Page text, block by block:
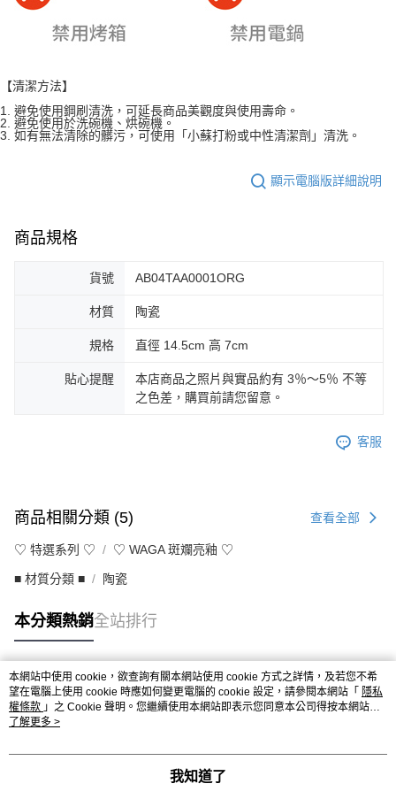
【清潔方法】
1. 避免使用鋼刷清洗，可延長商品美觀度與使用壽命。
2. 避免使用於洗碗機、烘碗機。
3. 如有無法清除的髒污，可使用「小蘇打粉或中性清潔劑」清洗。
顯示電腦版詳細說明
商品規格
貨號 AB04TAA0001ORG
材質 陶瓷
規格 直徑 14.5cm 高 7cm
貼心提醒
本店商品之照片與實品約有 3％～5％ 不等
之色差，購買前請您留意。
客服
商品相關分類 (5) 查看全部
♡ 特選系列 ♡ ♡ WAGA 斑斕亮釉 ♡
■ 材質分類 ■ 陶瓷
本分類熱銷全站排行
熱門標籤
本網站中使用 cookie，欲查詢有關本網站使用 cookie 方式之詳情，及若您不希
望在電腦上使用 cookie 時應如何變更電腦的 cookie 設定，請參閱本網站「 隱私
權條款 」之 Cookie 聲明。您繼續使用本網站即表示您同意本公司得按本網站使
用條款之 Cookie 聲明使用 cookie。
了解更多 >
我知道了